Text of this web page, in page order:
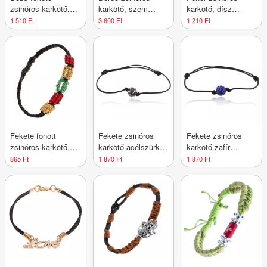
zsinóros karkötő,
vasmacska ezüst
színben felirattal
1 510 Ft
karkötő, szem
szimbóluma
átlátszó cirkóniával
3 600 Ft
karkötő, dísz
"Love" felirat ezüst
színben
1 210 Ft
Fekete fonott
zsinóros karkötő,
színes gyöngyös
oválisok
865 Ft
Fekete zsinóros
karkötő acélszürke
Shamballa golyóval
1 870 Ft
Fekete zsinóros
karkötő zafír
Shamballa golyóval
1 870 Ft